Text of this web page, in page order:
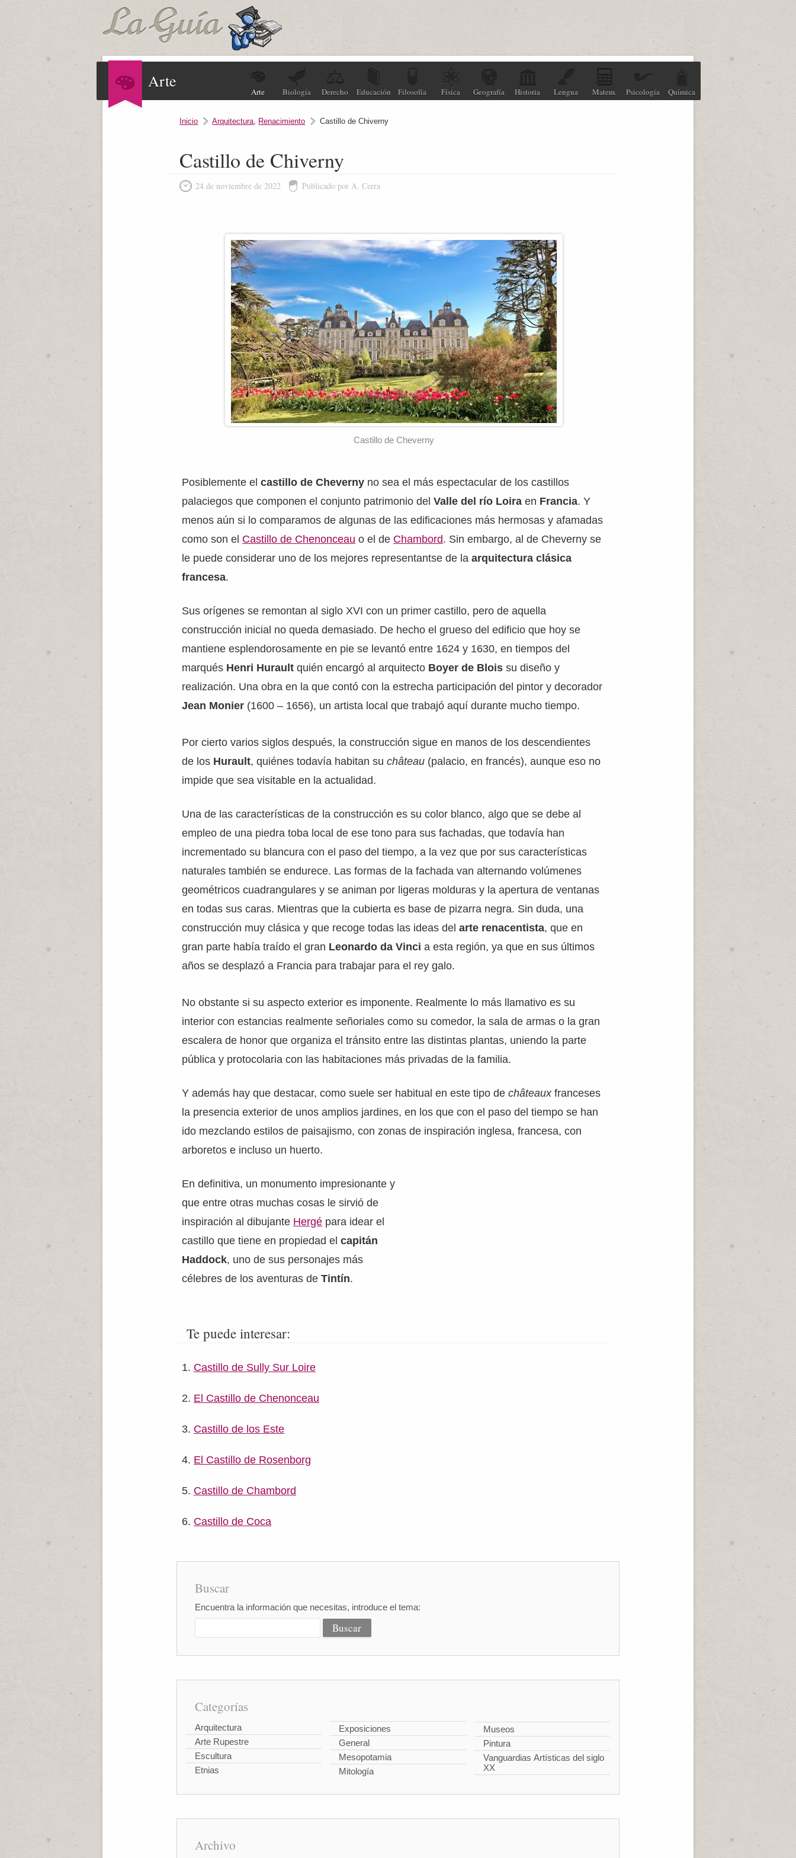
Arte
Arte Biología Derecho Educación Filosofía Física Geografía Historia Lengua Matem. Psicología Química
Inicio Arquitectura, Renacimiento Castillo de Chiverny
Castillo de Chiverny
24 de noviembre de 2022 Publicado por A. Cerra
Castillo de Cheverny
Posiblemente elcastillo de Cheverny no sea el más espectacular de los castillos
palaciegos que componen el conjunto patrimonio del Valle del río Loira en Francia. Y
menos aún si lo comparamos de algunas de las edificaciones más hermosas y afamadas
como son el Castillo de Chenonceau o el de Chambord. Sin embargo, al de Cheverny se
le puede considerar uno de los mejores representantse de laarquitectura clásica
francesa.
Sus orígenes se remontan al siglo XVI con un primer castillo, pero de aquella
construcción inicial no queda demasiado. De hecho el grueso del edificio que hoy se
mantiene esplendorosamente en pie se levantó entre 1624 y 1630, en tiempos del
marqués Henri Hurault quién encargó al arquitecto Boyer de Blois su diseño y
realización. Una obra en la que contó con la estrecha participación del pintor y decorador
Jean Monier (1600 – 1656), un artista local que trabajó aquí durante mucho tiempo.
Por cierto varios siglos después, la construcción sigue en manos de los descendientes
de los Hurault, quiénes todavía habitan suchâteau (palacio, en francés), aunque eso no
impide que sea visitable en la actualidad.
Una de las características de la construcción es su color blanco, algo que se debe al
empleo de una piedra toba local de ese tono para sus fachadas, que todavía han
incrementado su blancura con el paso del tiempo, a la vez que por sus características
naturales también se endurece. Las formas de la fachada van alternando volúmenes
geométricos cuadrangulares y se animan por ligeras molduras y la apertura de ventanas
en todas sus caras. Mientras que la cubierta es base de pizarra negra. Sin duda, una
construcción muy clásica y que recoge todas las ideas delarte renacentista, que en
gran parte había traído el gran Leonardo da Vinci a esta región, ya que en sus últimos
años se desplazó a Francia para trabajar para el rey galo.
No obstante si su aspecto exterior es imponente. Realmente lo más llamativo es su
interior con estancias realmente señoriales como su comedor, la sala de armas o la gran
escalera de honor que organiza el tránsito entre las distintas plantas, uniendo la parte
pública y protocolaria con las habitaciones más privadas de la familia.
Y además hay que destacar, como suele ser habitual en este tipo dechâteauxfranceses
la presencia exterior de unos amplios jardines, en los que con el paso del tiempo se han
ido mezclando estilos de paisajismo, con zonas de inspiración inglesa, francesa, con
arboretos e incluso un huerto.
En definitiva, un monumento impresionante y
que entre otras muchas cosas le sirvió de
inspiración al dibujante Hergé para idear el
castillo que tiene en propiedad elcapitán
Haddock, uno de sus personajes más
célebres de los aventuras deTintín.
Te puede interesar:
Castillo de Sully Sur Loire
El Castillo de Chenonceau
Castillo de los Este
El Castillo de Rosenborg
Castillo de Chambord
Castillo de Coca
Buscar
Encuentra la información que necesitas, introduce el tema:
Categorías
Arquitectura
Arte Rupestre
Escultura
Etnias
Exposiciones
General
Mesopotamia
Mitología
Museos
Pintura
Vanguardias Artísticas del siglo
XX
Archivo